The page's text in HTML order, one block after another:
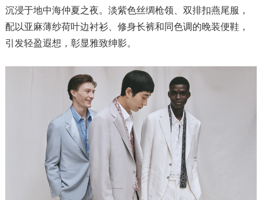
沉浸于地中海仲夏之夜。淡紫色丝绸枪领、双排扣燕尾服，
配以亚麻薄纱荷叶边衬衫、修身长裤和同色调的晚装便鞋，
引发轻盈遐想，彰显雅致绅影。